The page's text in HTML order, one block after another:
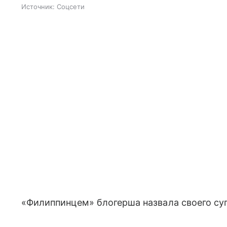
Источник: Соцсети
«Филиппинцем» блогерша назвала своего